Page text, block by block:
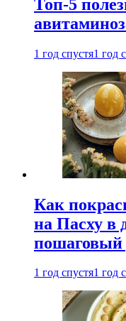
Топ-5
1 год спустя1 год
Как
на Пасху в
пошаговый
1 год спустя1 год